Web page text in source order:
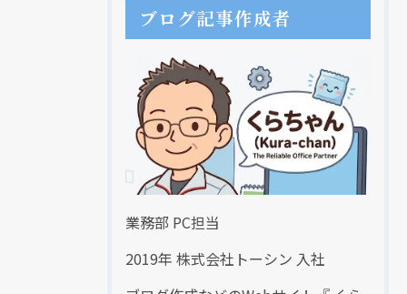
ブログ記事作成者
業務部 PC担当
2019年 株式会社トーシン 入社